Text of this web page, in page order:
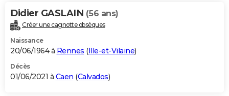
Didier GASLAIN (56 ans)
Créer une cagnotte obsèques
Naissance
20/06/1964 à Rennes (Ille-et-Vilaine)
Décès
01/06/2021 à Caen (Calvados)